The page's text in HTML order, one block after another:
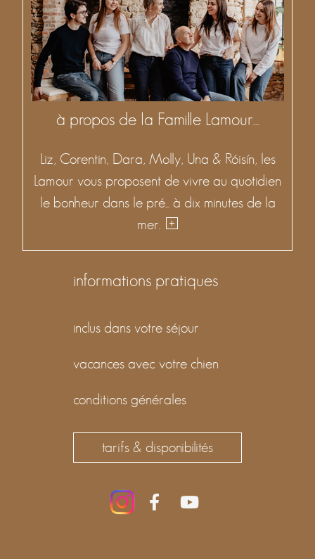
à propos de la Famille Lamour...
Liz, Corentin, Dara, Molly, Una & Róisín, les
Lamour vous proposent de vivre au quotidien
le bonheur dans le pré... à dix minutes de la
mer.
informations pratiques
inclus dans votre séjour
vacances avec votre chien
conditions générales
tarifs & disponibilités